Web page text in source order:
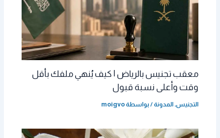
معقب تجنيس بالرياض | كيف يُنهي ملفك بأقل
وقت وأعلى نسبة قبول
التجنيس,المدونة / بواسطة moigvo